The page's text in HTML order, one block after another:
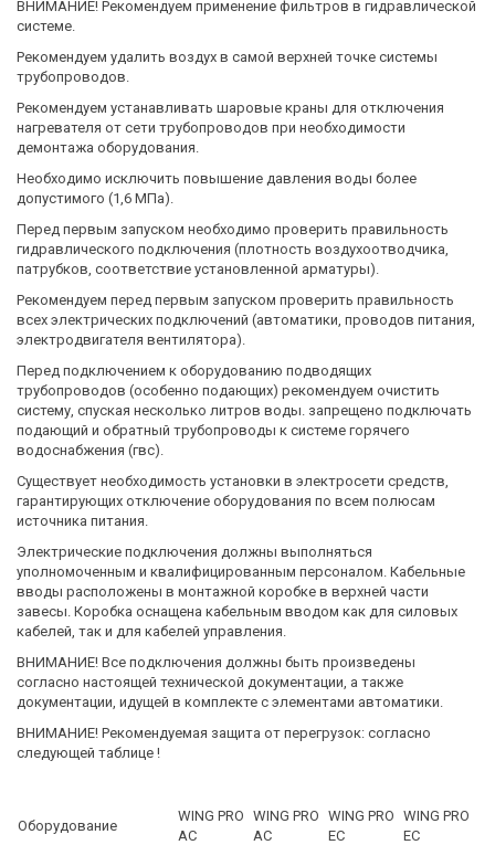
ВНИМАНИЕ! Рекомендуем применение фильтров в гидравлической
системе.
Рекомендуем удалить воздух в самой верхней точке системы
трубопроводов.
Рекомендуем устанавливать шаровые краны для отключения
нагревателя от сети трубопроводов при необходимости
демонтажа оборудования.
Необходимо исключить повышение давления воды более
допустимого (1,6 MПa).
Перед первым запуском необходимо проверить правильность
гидравлического подключения (плотность воздухоотводчика,
патрубков, соответствие установленной арматуры).
Рекомендуем перед первым запуском проверить правильность
всех электрических подключений (автоматики, проводов питания,
электродвигателя вентилятора).
Перед подключением к оборудованию подводящих
трубопроводов (особенно подающих) рекомендуем очистить
систему, спуская несколько литров воды. запрещено подключать
подающий и обратный трубопроводы к системе горячего
водоснабжения (гвс).
Существует необходимость установки в электросети средств,
гарантирующих отключение оборудования по всем полюсам
источника питания.
Электрические подключения должны выполняться
уполномоченным и квалифицированным персоналом. Кабельные
вводы расположены в монтажной коробке в верхней части
завесы. Коробка оснащена кабельным вводом как для силовых
кабелей, так и для кабелей управления.
ВНИМАНИЕ! Все подключения должны быть произведены
согласно настоящей технической документации, а также
документации, идущей в комплекте с элементами автоматики.
ВНИМАНИЕ! Рекомендуемая защита от перегрузок: согласно
следующей таблице !
Оборудование
WING PRO
AC
WING PRO
AC
WING PRO
EC
WING PRO
EC